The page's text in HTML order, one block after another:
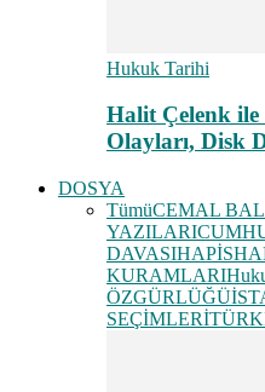
Hukuk Tarihi
Halit Çelenk
Olayları, Disk
DOSYA
TümüCEMAL
YAZILARI
DAVASI
KURAMLARI
ÖZGÜRLÜĞÜ
SEÇİMLERİ